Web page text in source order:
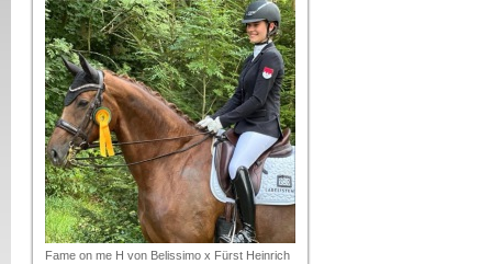
Fame on me H von Belissimo x Fürst Heinrich